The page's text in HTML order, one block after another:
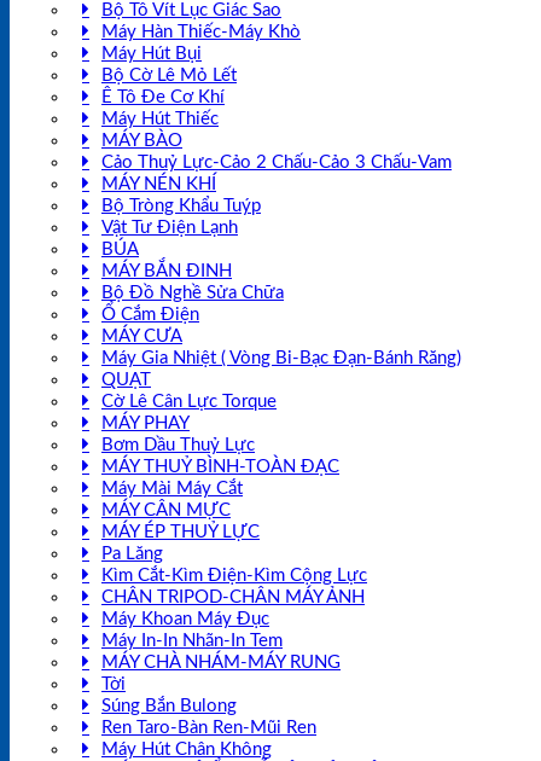
Bộ Tô Vít Lục Giác Sao
Máy Hàn Thiếc-Máy Khò
Máy Hút Bụi
Bộ Cờ Lê Mỏ Lết
Ê Tô Đe Cơ Khí
Máy Hút Thiếc
MÁY BÀO
Cảo Thuỷ Lực-Cảo 2 Chấu-Cảo 3 Chấu-Vam
MÁY NÉN KHÍ
Bộ Tròng Khẩu Tuýp
Vật Tư Điện Lạnh
BÚA
MÁY BẮN ĐINH
Bộ Đồ Nghề Sửa Chữa
Ổ Cắm Điện
MÁY CƯA
Máy Gia Nhiệt ( Vòng Bi-Bạc Đạn-Bánh Răng)
QUẠT
Cờ Lê Cân Lực Torque
MÁY PHAY
Bơm Dầu Thuỷ Lực
MÁY THUỶ BÌNH-TOÀN ĐẠC
Máy Mài Máy Cắt
MÁY CÂN MỰC
MÁY ÉP THUỶ LỰC
Pa Lăng
Kìm Cắt-Kìm Điện-Kìm Cộng Lực
CHÂN TRIPOD-CHÂN MÁY ẢNH
Máy Khoan Máy Đục
Máy In-In Nhãn-In Tem
MÁY CHÀ NHÁM-MÁY RUNG
Tời
Súng Bắn Bulong
Ren Taro-Bàn Ren-Mũi Ren
Máy Hút Chân Không